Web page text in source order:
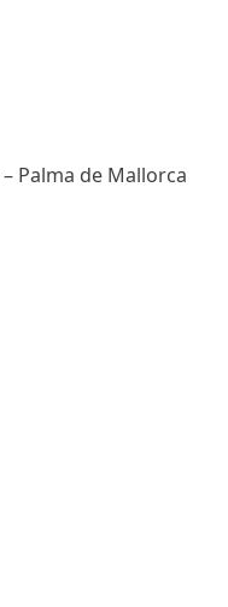
Palma de Mallorca